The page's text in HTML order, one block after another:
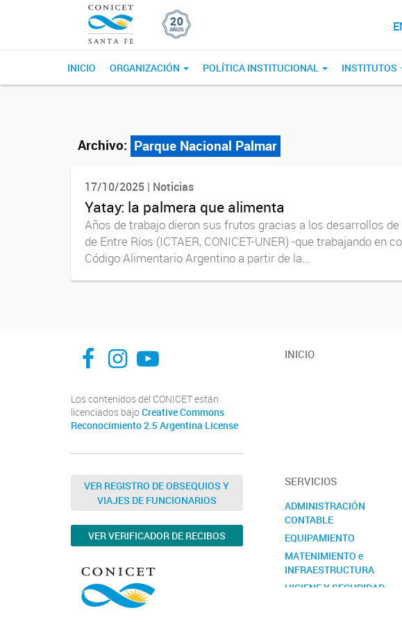
INICIO ORGANIZACIÓN POLÍTICA INSTITUCIONAL INSTITUTOS
Archivo: Parque Nacional Palmar
17/10/2025 | Noticias
Yatay: la palmera que alimenta
Años de trabajo dieron sus frutos gracias a los desarrollos
de Entre Ríos (ICTAER, CONICET-UNER) -que trabajando
Código Alimentario Argentino a partir de la...
facebook
instagram
Youtube
Los contenidos del CONICET están
licenciados bajo Creative Commons
Reconocimiento 2.5 Argentina License
VER REGISTRO DE OBSEQUIOS Y
VIAJES DE FUNCIONARIOS
VER VERIFICADOR DE RECIBOS
INICIO
SERVICIOS
ADMINISTRACIÓN
CONTABLE
EQUIPAMIENTO
MATENIMIENTO e
INFRAESTRUCTURA
HIGIENE Y SEGURIDAD